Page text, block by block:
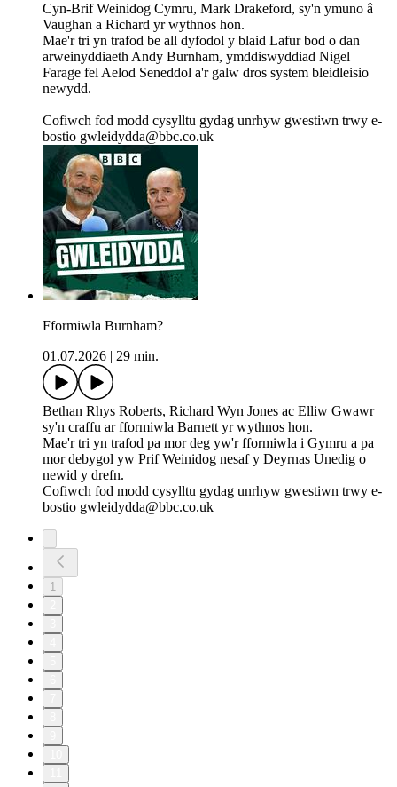
Cyn-Brif Weinidog Cymru, Mark Drakeford, sy'n ymuno â
Vaughan a Richard yr wythnos hon.
Mae'r tri yn trafod be all dyfodol y blaid Lafur bod o dan
arweinyddiaeth Andy Burnham, ymddiswyddiad Nigel
Farage fel Aelod Seneddol a'r galw dros system bleidleisio
newydd.
Cofiwch fod modd cysylltu gydag unrhyw gwestiwn trwy e-
bostio gwleidydda@bbc.co.uk
Fformiwla Burnham?
01.07.2026
29 min.
Bethan Rhys Roberts, Richard Wyn Jones ac Elliw Gwawr
sy'n craffu ar fformiwla Barnett yr wythnos hon.
Mae'r tri yn trafod pa mor deg yw'r fformiwla i Gymru a pa
mor debygol yw Prif Weinidog nesaf y Deyrnas Unedig o
newid y drefn.
Cofiwch fod modd cysylltu gydag unrhyw gwestiwn trwy e-
bostio gwleidydda@bbc.co.uk
1